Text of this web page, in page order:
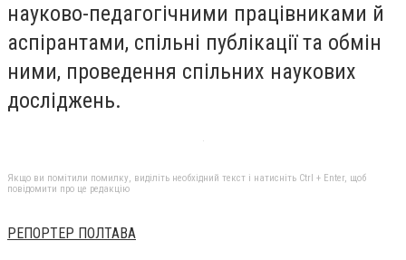
науково-педагогічними працівниками й
аспірантами, спільні публікації та обмін
ними, проведення спільних наукових
досліджень.
Якщо ви помітили помилку, виділіть необхідний текст і натисніть Ctrl + Enter, щоб
повідомити про це редакцію
РЕПОРТЕР ПОЛТАВА